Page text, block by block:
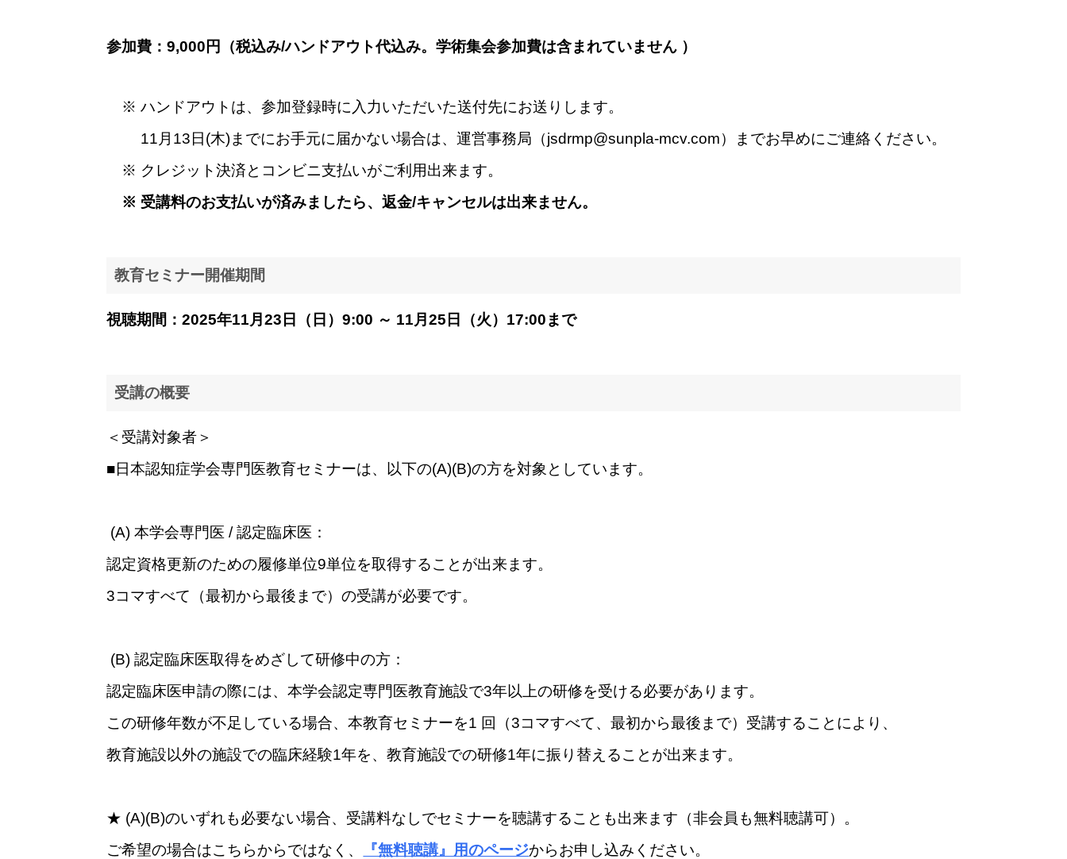
参加費：9,000円（税込み/ハンドアウト代込み。学術集会参加費は含まれていません ）
※ ハンドアウトは、参加登録時に入力いただいた送付先にお送りします。
11月 13日(木)ま でにお手元に届かない場合は、運営事務局（jsdrmp@sunpla-mcv.com）までお早めにご連絡ください。
※ クレジット決済とコンビニ支払いがご利用出来ます。
※ 受講料のお支払いが済みましたら、返金/キャンセルは出来ません。
教育セミナー開催期間
視聴期間：2025年11月23日（日）9:00 ～ 11月25日（火）17:00まで
受講の概要
＜受講対象者＞
■日本認知症学会専門医教育セミナーは、以下の(A)(B)の方を対象としています。
(A) 本学会専門医 / 認定臨床医：
認定資格更新のための履修単位9単位を取得することが出来ます。
3コマすべて（最初から最後まで）の受講が必要です。
(B) 認定臨床医取得をめざして研修中の方：
認定臨床医申請の際には、本学会認定専門医教育施設で3年以上の研修を受ける必要があります。
この研修年数が不足している場合、本教育セミナーを1 回（3コマすべて、最初から最後まで）受講することにより、
教育施設以外の施設での臨床経験1年を、教育施設での研修1年に振り替えることが出来ます。
★ (A)(B)のいずれも必要ない場合、受講料なしでセミナーを聴講することも出来ます（非会員も無料聴講可）。
ご希望の場合はこちらからではなく、
『無料聴講』用のページからお申し込みください。